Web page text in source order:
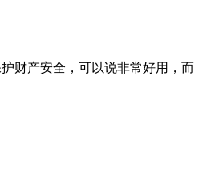
财产安全，可以说非常好用，而